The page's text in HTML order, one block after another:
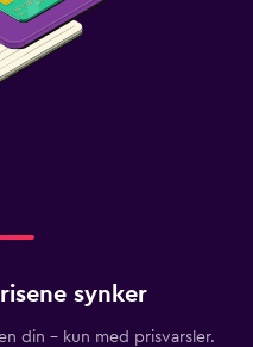
synker
din – kun med prisvarsler.